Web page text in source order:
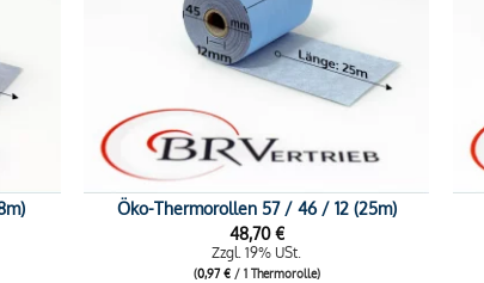
Öko-Thermorollen 57 / 46 / 12 (25m)
48,70€
Zzgl. 19% USt.
(0,97€/ 1 Thermorolle)